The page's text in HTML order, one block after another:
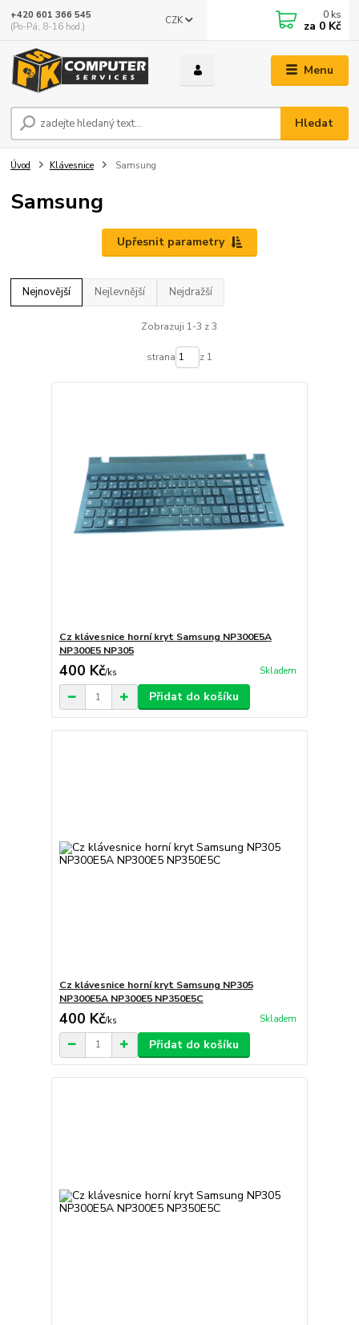
Menu
CZK
Hledat
+420 601 366 545
(Po-Pá, 8-16 hod.)
0 ks
za 0 Kč
Úvod Klávesnice Samsung
Samsung
Upřesnit parametry
Nejnovější Nejlevnější Nejdražší
Zobrazuji 1-3 z 3
strana z 1
Cz klávesnice horní kryt Samsung NP300E5A
NP300E5 NP305
400 Kč/ks Skladem
Přidat do košíku
Cz klávesnice horní kryt Samsung NP305
NP300E5A NP300E5 NP350E5C
400 Kč/ks Skladem
Přidat do košíku